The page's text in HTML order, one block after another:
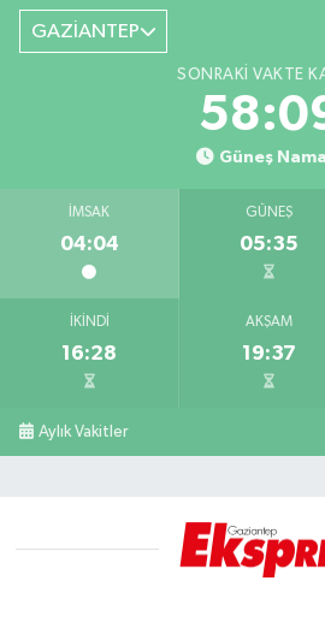
GAZİANTEP
SONRAKI VAKTE
Güneş
İMSAK
04:04
GÜNEŞ
05:35
İKINDI
16:28
AKŞAM
19:37
Aylık Vakitler